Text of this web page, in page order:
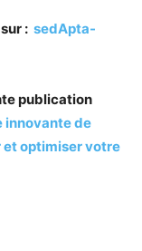
: sedApta-
publication
innovante de
optimiser votre